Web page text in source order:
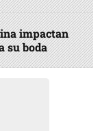
impactan
su boda